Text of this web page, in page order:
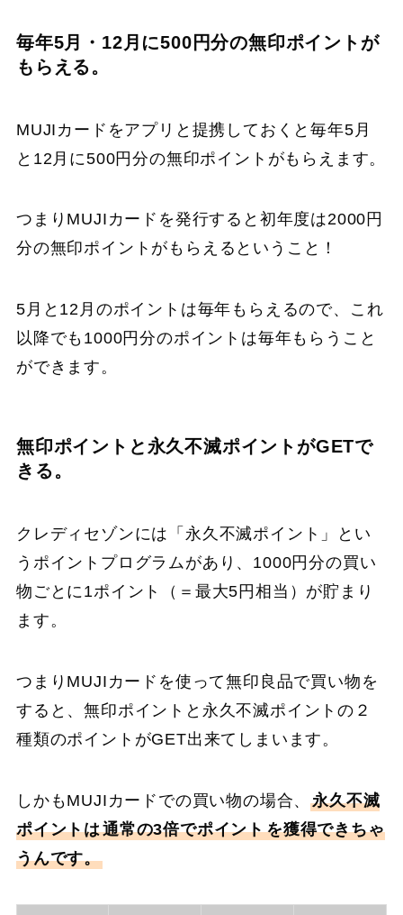
毎年5月・12月に500円分の無印ポイントが
もらえる。
MUJIカードをアプリと提携しておくと毎年5月
と12月に500円分の無印ポイントがもらえます。
つまりMUJIカードを発行すると初年度は2000円
分の無印ポイントがもらえるということ！
5月と12月のポイントは毎年もらえるので、これ
以降でも1000円分のポイントは毎年もらうこと
ができます。
無印ポイントと永久不滅ポイントがGETで
きる。
クレディセゾンには「永久不滅ポイント」とい
うポイントプログラムがあり、1000円分の買い
物ごとに1ポイント（＝最大5円相当）が貯まり
ます。
つまりMUJIカードを使って無印良品で買い物を
すると、無印ポイントと永久不滅ポイントの２
種類のポイントがGET出来てしまいます。
しかもMUJIカードでの買い物の場合、永久不滅
ポイントは通常の3倍でポイントを獲得できちゃ
うんです。